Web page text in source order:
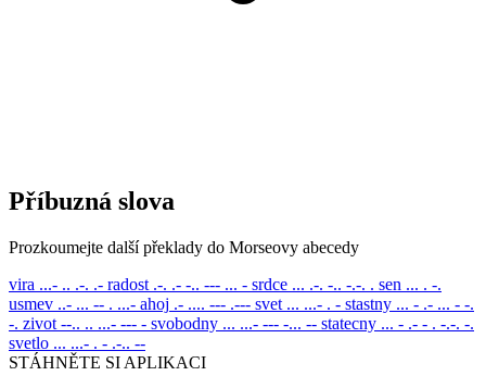
Příbuzná slova
Prozkoumejte další překlady do Morseovy abecedy
vira ...- .. .-. .- radost .-. .- -.. --- ... - srdce ... .-. -.. -.-. . sen ... . -.
usmev ..- ... -- . ...- ahoj .- .... --- .--- svet ... ...- . - stastny ... - .- ... - -.
-. zivot --.. .. ...- --- - svobodny ... ...- --- -... -- statecny ... - .- - . -.-. -.
svetlo ... ...- . - .-.. --
STÁHNĚTE SI APLIKACI